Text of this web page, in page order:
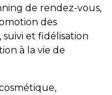
de rendez-vous,
des
et fidélisation
à la vie de